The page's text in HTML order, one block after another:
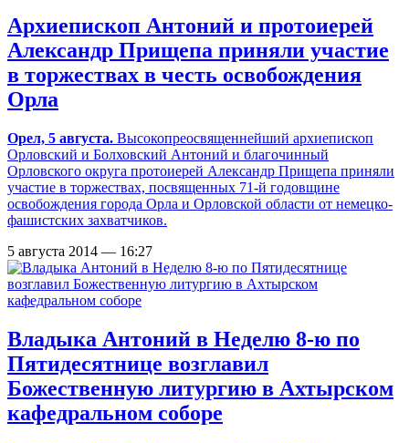
Архиепископ Антоний и протоиерей
Александр Прищепа приняли участие
в торжествах в честь освобождения
Орла
Орел, 5 августа. Высокопреосвященнейший архиепископ
Орловский и Болховский Антоний и благочинный
Орловского округа протоиерей Александр Прищепа приняли
участие в торжествах, посвященных 71-й годовщине
освобождения города Орла и Орловской области от немецко-
фашистских захватчиков.
5 августа 2014 — 16:27
Владыка Антоний в Неделю 8-ю по
Пятидесятнице возглавил
Божественную литургию в Ахтырском
кафедральном соборе